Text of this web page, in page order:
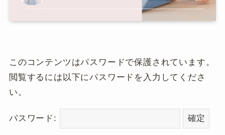
このコンテンツはパスワードで保護されています。
閲覧するには以下にパスワードを入力してくださ
い。
パスワード: